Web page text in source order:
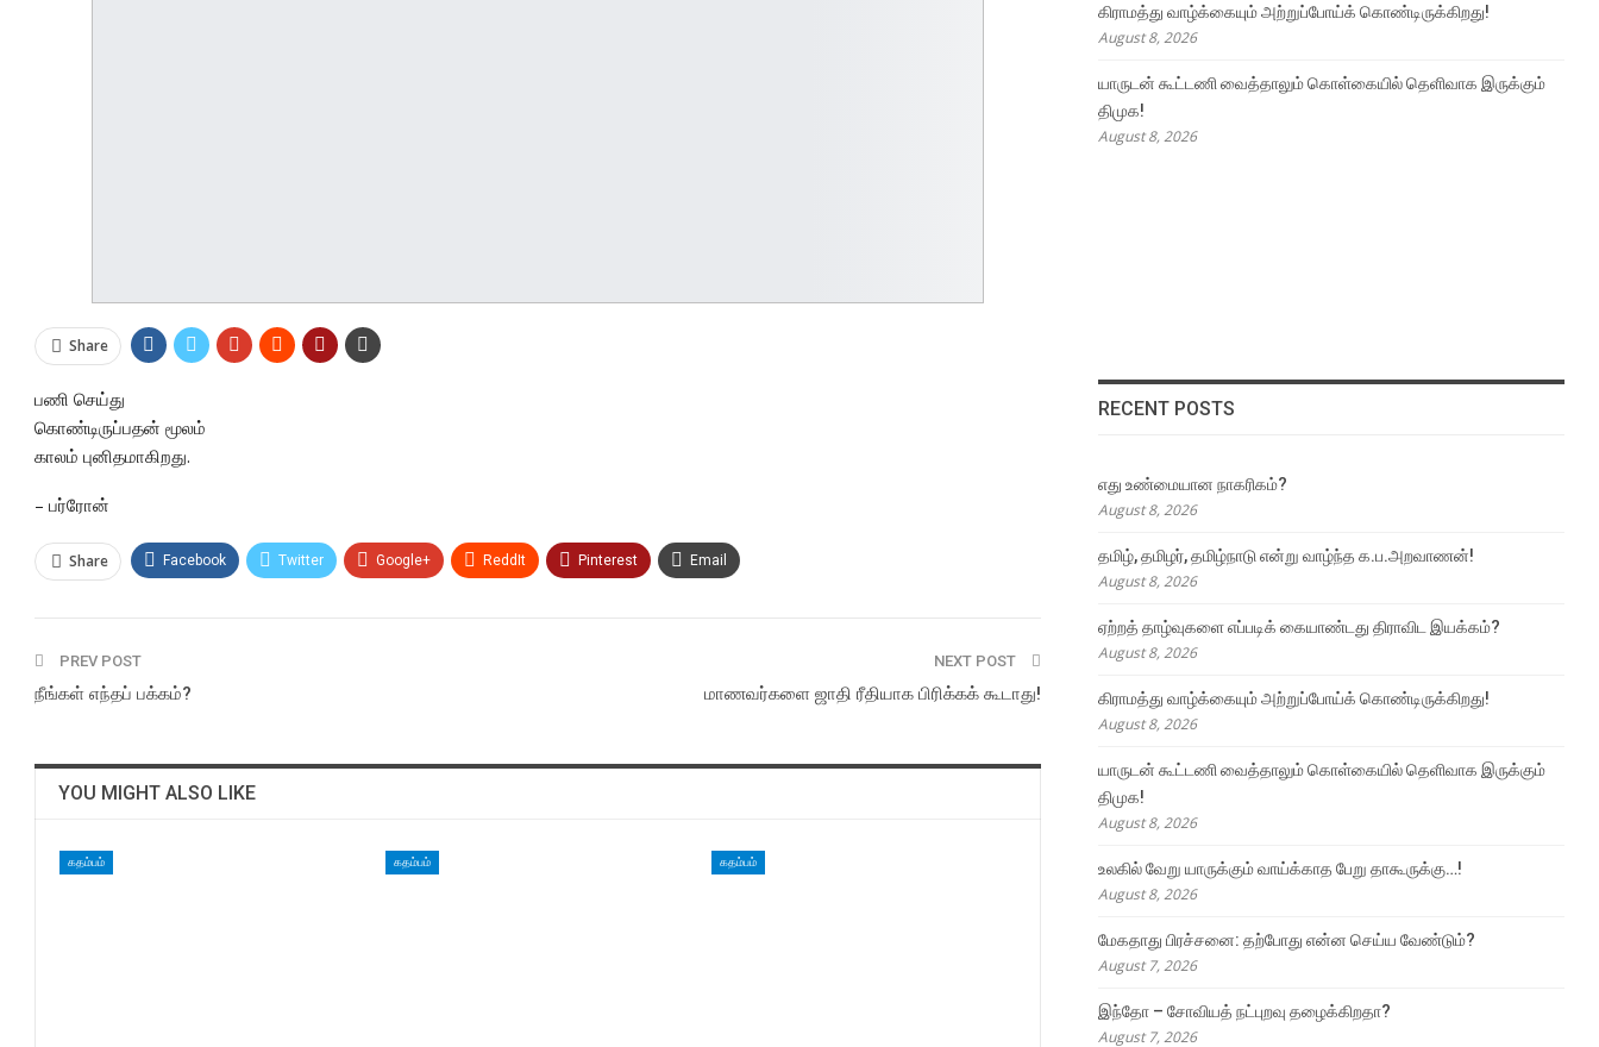
Share
பணி செய்து
கொண்டிருப்பதன் மூலம்
காலம் புனிதமாகிறது.
– பர்ரோன்
Share Facebook Twitter Google+ ReddIt Pinterest Email
PREV POST
நீங்கள் எந்தப் பக்கம்?
NEXT POST
மாணவர்களை ஜாதி ரீதியாக பிரிக்கக் கூடாது!
YOU MIGHT ALSO LIKE
கதம்பம் கதம்பம் கதம்பம்
கிராமத்து வாழ்க்கையும் அற்றுப்போய்க் கொண்டிருக்கிறது!
August 8, 2026
யாருடன் கூட்டணி வைத்தாலும் கொள்கையில் தெளிவாக இருக்கும்
திமுக!
August 8, 2026
RECENT POSTS
எது உண்மையான நாகரிகம்?
August 8, 2026
தமிழ், தமிழர், தமிழ்நாடு என்று வாழ்ந்த க.ப.அறவாணன்!
August 8, 2026
ஏற்றத் தாழ்வுகளை எப்படிக் கையாண்டது திராவிட இயக்கம்?
August 8, 2026
கிராமத்து வாழ்க்கையும் அற்றுப்போய்க் கொண்டிருக்கிறது!
August 8, 2026
யாருடன் கூட்டணி வைத்தாலும் கொள்கையில் தெளிவாக இருக்கும்
திமுக!
August 8, 2026
உலகில் வேறு யாருக்கும் வாய்க்காத பேறு தாகூருக்கு…!
August 8, 2026
மேகதாது பிரச்சனை: தற்போது என்ன செய்ய வேண்டும்?
August 7, 2026
இந்தோ – சோவியத் நட்புறவு தழைக்கிறதா?
August 7, 2026